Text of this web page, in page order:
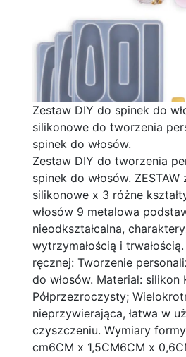
Zestaw DIY do spinek do
silikonowe do tworzenia
spinek do włosów.
Zestaw DIY do tworzenia
spinek do włosów.
silikonowe x 3 różne
włosów 9 metalowa
nieodkształcalna,
wytrzymałością i
ręcznej: Tworzenie
do włosów. Materiał: silikon
Półprzezroczysty;
nieprzywierająca, łatwa w
czyszczeniu. Wymiary
cm6CM x 1,5CM6CM x